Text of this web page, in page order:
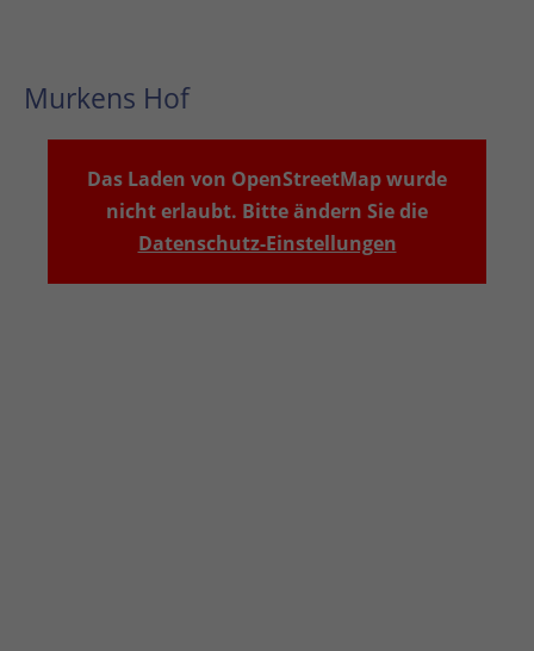
Murkens Hof
Das Laden von OpenStreetMap wurde
nicht erlaubt. Bitte ändern Sie die
Datenschutz-Einstellungen